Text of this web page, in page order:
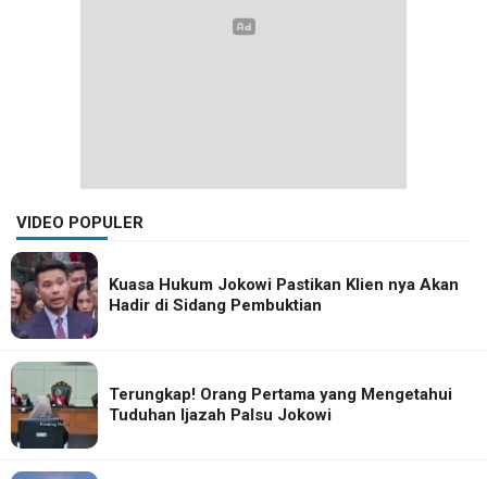
VIDEO POPULER
Kuasa Hukum Jokowi Pastikan Klien nya Akan
Hadir di Sidang Pembuktian
Terungkap! Orang Pertama yang Mengetahui
Tuduhan Ijazah Palsu Jokowi